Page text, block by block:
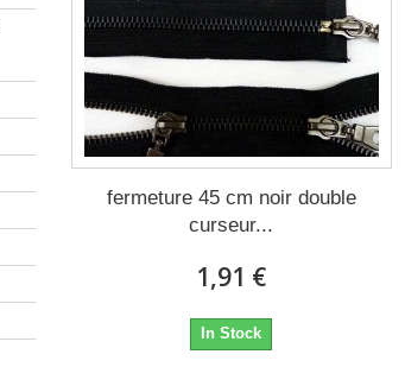
fermeture 45 cm noir double
curseur...
1,91 €
In Stock